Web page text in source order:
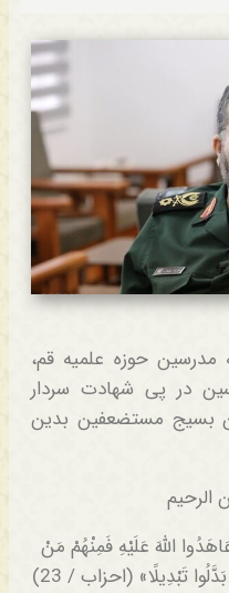
حوزه علمیه قم،
در پی شهادت سردار
بسیج مستضعفین بدین
الرحیم
اللَّهَ عَلَيْهِ فَمِنْهُمْ مَنْ
تَبْدِيلًا» (احزاب / 23)